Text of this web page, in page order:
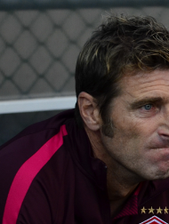
Турниры Отчеты